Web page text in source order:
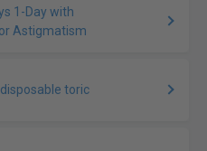
1-Day with
Astigmatism
toric